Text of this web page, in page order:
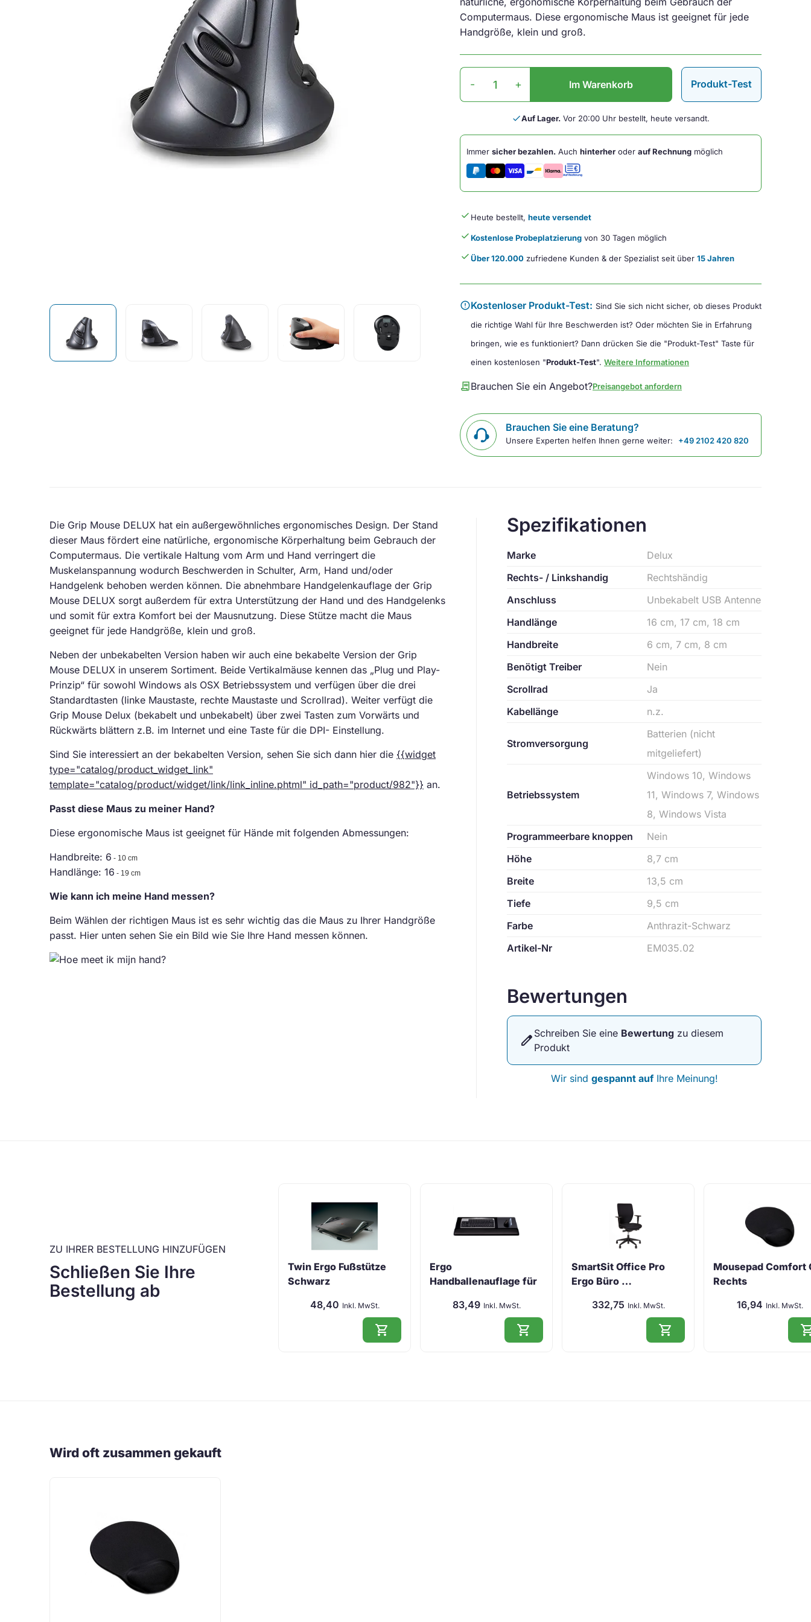
Computermaus. Diese ergonomische Maus ist geeignet für jede
Handgröße, klein und groß.
Grip
Maus
Delux
Menge
- + Im Warenkorb Produkt-Test
doneAuf Lager. Vor 20:00 Uhr bestellt, heute versandt.
Immer sicher bezahlen. Auch hinterher oder auf Rechnung möglich
done Heute bestellt, heute versendet
doneKostenlose Probeplatzierung von 30 Tagen möglich
doneÜber 120.000 zufriedene Kunden & der Spezialist seit über 15 Jahren
errorKostenloser Produkt-Test: Sind Sie sich nicht sicher, ob dieses Produkt
die richtige Wahl für Ihre Beschwerden ist? Oder möchten Sie in Erfahrung
bringen, wie es funktioniert? Dann drücken Sie die "Produkt-Test" Taste für
einen kostenlosen "Produkt-Test". Weitere Informationen
contractBrauchen Sie ein Angebot?Preisangebot anfordern
Brauchen Sie eine Beratung?
Unsere Experten helfen Ihnen gerne weiter: +49 2102 420 820
Die Grip Mouse DELUX hat ein außergewöhnliches ergonomisches Design. Der Stand
dieser Maus fördert eine natürliche, ergonomische Körperhaltung beim Gebrauch der
Computermaus. Die vertikale Haltung vom Arm und Hand verringert die
Muskelanspannung wodurch Beschwerden in Schulter, Arm, Hand und/oder
Handgelenk behoben werden können. Die abnehmbare Handgelenkauflage der Grip
Mouse DELUX sorgt außerdem für extra Unterstützung der Hand und des Handgelenks
und somit für extra Komfort bei der Mausnutzung. Diese Stütze macht die Maus
geeignet für jede Handgröße, klein und groß.
Neben der unbekabelten Version haben wir auch eine bekabelte Version der Grip
Mouse DELUX in unserem Sortiment. Beide Vertikalmäuse kennen das „Plug und Play-
Prinzip“ für sowohl Windows als OSX Betriebssystem und verfügen über die drei
Standardtasten (linke Maustaste, rechte Maustaste und Scrollrad). Weiter verfügt die
Grip Mouse Delux (bekabelt und unbekabelt) über zwei Tasten zum Vorwärts und
Rückwärts blättern z.B. im Internet und eine Taste für die DPI- Einstellung.
Sind Sie interessiert an der bekabelten Version, sehen Sie sich dann hier die {{widget
type="catalog/product_widget_link"
template="catalog/product/widget/link/link_inline.phtml" id_path="product/982"}} an.
Passt diese Maus zu meiner Hand?
Diese ergonomische Maus ist geeignet für Hände mit folgenden Abmessungen:
Handbreite: 6 - 10 cm
Handlänge: 16 - 19 cm
Wie kann ich meine Hand messen?
Beim Wählen der richtigen Maus ist es sehr wichtig das die Maus zu Ihrer Handgröße
passt. Hier unten sehen Sie ein Bild wie Sie Ihre Hand messen können.
Spezifikationen
Marke
Delux
Rechts- / Linkshandig
Rechtshändig
Anschluss
Unbekabelt USB Antenne
Handlänge
16 cm, 17 cm, 18 cm
Handbreite
6 cm, 7 cm, 8 cm
Benötigt Treiber
Nein
Scrollrad
Ja
Kabellänge
n.z.
Stromversorgung
Batterien (nicht
mitgeliefert)
Betriebssystem
Windows 10, Windows
11, Windows 7, Windows
8, Windows Vista
Programmeerbare knoppen
Nein
Höhe
8,7 cm
Breite
13,5 cm
Tiefe
9,5 cm
Farbe
Anthrazit-Schwarz
Artikel-Nr
EM035.02
Bewertungen
edit Schreiben Sie eine Bewertung zu diesem
Produkt
Wir sind gespannt aufIhre Meinung!
ZU IHRER BESTELLUNG HINZUFÜGEN
Schließen Sie Ihre
Bestellung ab
Twin Ergo Fußstütze
Schwarz
48,40 Inkl. MwSt.
shopping_cart
Ergo
Handballenauflage für
83,49 Inkl. MwSt.
shopping_cart
SmartSit Office Pro
Ergo Büro …
332,75 Inkl. MwSt.
shopping_cart
Mousepad Comfort
Rechts
16,94 Inkl. MwSt.
Wird oft zusammen gekauft